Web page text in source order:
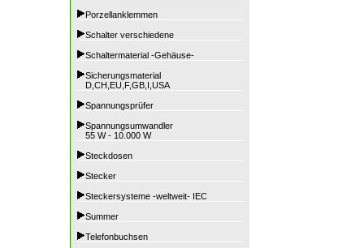
Porzellanklemmen
Schalter verschiedene
Schaltermaterial -Gehäuse-
Sicherungsmaterial
D,CH,EU,F,GB,I,USA
Spannungsprüfer
Spannungsumwandler
55 W - 10.000 W
Steckdosen
Stecker
Steckersysteme -weltweit- IEC
Summer
Telefonbuchsen